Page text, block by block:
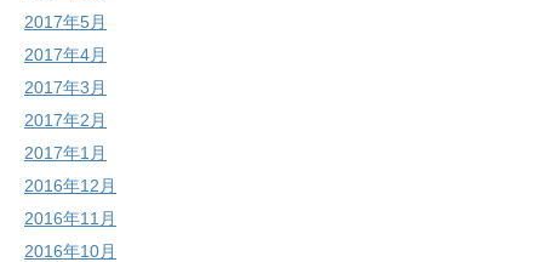
2017年5月
2017年4月
2017年3月
2017年2月
2017年1月
2016年12月
2016年11月
2016年10月